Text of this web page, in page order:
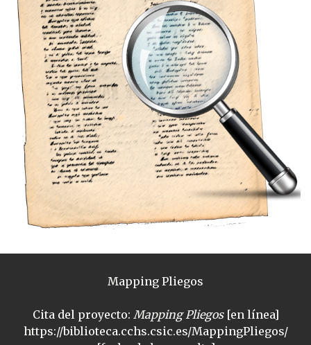
Mapping Pliegos
Cita del proyecto: Mapping Pliegos[en línea]
https://biblioteca.cchs.csic.es/MappingPliegos/